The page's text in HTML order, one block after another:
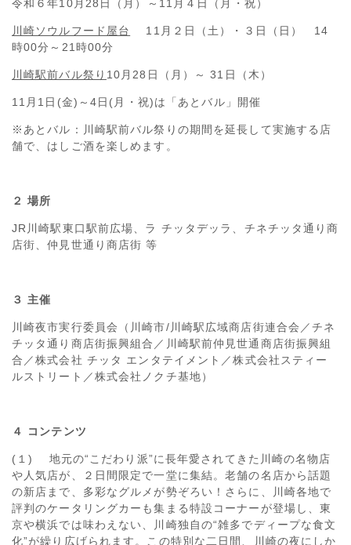
令和６年10月28日（月）～11月４日（月・祝）
川崎ソウルフード屋台
11月２日（土）・３日（日） 14
時00分～21時00分
川崎駅前バル祭り 10月28日（月）～ 31日（木）
11月1日(金)～4日(月・祝)は「あとバル」開催
※あとバル：川崎駅前バル祭りの期間を延長して実施する店
舗で、はしご酒を楽しめます。
２ 場所
JR川崎駅東口駅前広場、ラ チッタデッラ、チネチッタ通り商
店街、仲見世通り商店街 等
３ 主催
川崎夜市実行委員会（川崎市/川崎駅広域商店街連合会／チネ
チッタ通り商店街振興組合／川崎駅前仲見世通商店街振興組
合／株式会社 チッタ エンタテイメント／株式会社スティー
ルストリート／株式会社ノクチ基地）
４ コンテンツ
(１) 地元の“こだわり派”に長年愛されてきた川崎の名物店
や人気店が、２日間限定で一堂に集結。老舗の名店から話題
の新店まで、多彩なグルメが勢ぞろい！さらに、川崎各地で
評判のケータリングカーも集まる特設コーナーが登場し、東
京や横浜では味わえない、川崎独自の“雑多でディープな食文
化”が繰り広げられます。この特別な二日間、川崎の夜にしか